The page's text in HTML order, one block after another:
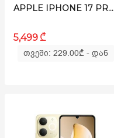
APPLE IPHONE 17 PRO MAX E-SIM ONLY | 512GB COSMIC ORANGE
5,499 ₾
თვეში: 229.00₾- დან